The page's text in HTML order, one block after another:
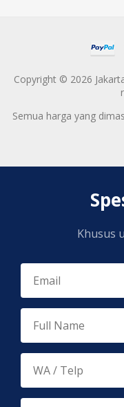
Copyright © 2026
Semua harga yang
Khusus